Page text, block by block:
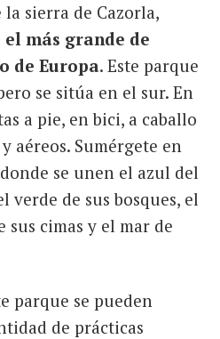
sierra de Cazorla,
el más grande de
de Europa. Este parque
se sitúa en el sur. En
a pie, en bici, a caballo
aéreos. Sumérgete en
se unen el azul del
verde de sus bosques, el
cimas y el mar de
parque se pueden
de prácticas